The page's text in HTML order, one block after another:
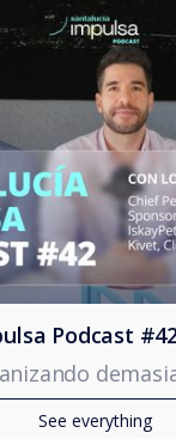
Podcast
See everything